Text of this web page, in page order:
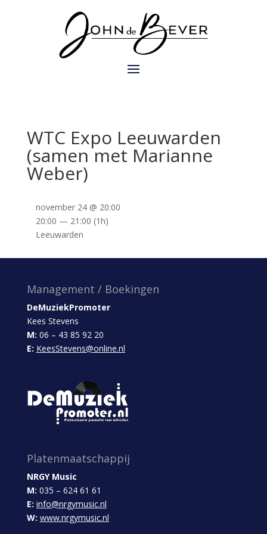
WTC Expo Leeuwarden
(samen met Marianne
Weber)
november 24 @ 20:00
20:00 — 21:00 (1h)
Leeuwarden
Management / Boekingen
DeMuziekPromoter
Kees Stevens
M: 06 – 43 85 92 20
E: KeesStevens@online.nl
Platenmaatschappij
NRGY Music
M: 035 – 624 61 61
E: info@nrgymusic.nl
W: www.nrgymusic.nl